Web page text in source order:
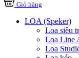
Giỏ hàng
LOA (Speker)
Loa siêu
Loa Line
Loa